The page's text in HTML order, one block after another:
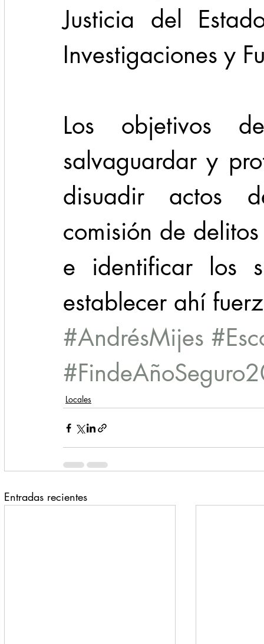
Justicia del
Investigaciones y
Los objetivos
salvaguardar y
disuadir actos
comisión de
e identificar los
establecer ahí
#AndrésMijes
Locales
Entradas recientes